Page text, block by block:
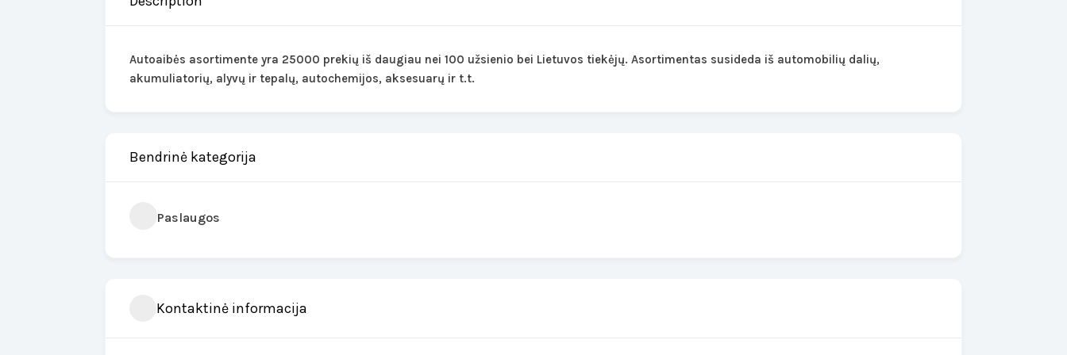
Autoaibės asortimente yra 25000 prekių iš daugiau nei 100 užsienio bei Lietuvos tiekėjų. Asortimentas susideda iš automobilių dalių,
akumuliatorių, alyvų ir tepalų, autochemijos, aksesuarų ir t.t.
Bendrinė kategorija
Paslaugos
Kontaktinė informacija